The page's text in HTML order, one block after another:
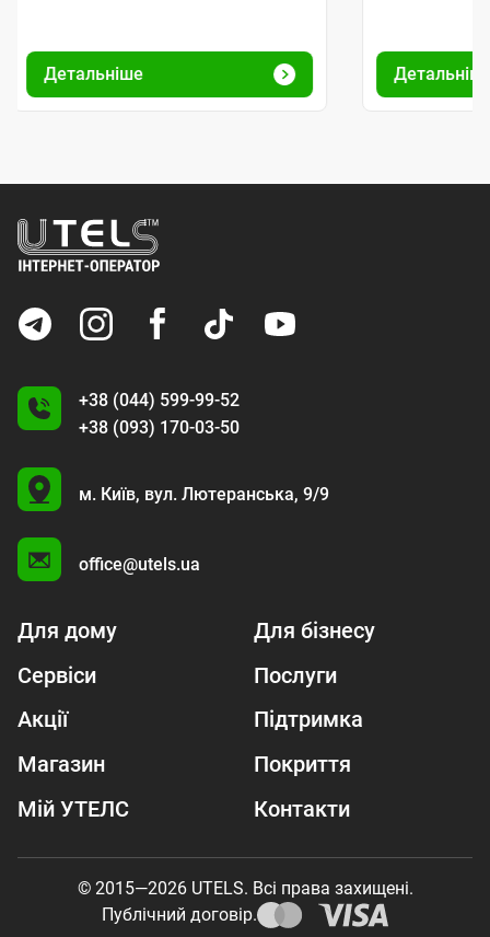
Детальніше
+38 (044) 599-99-52
+38 (093) 170-03-50
U
м. Київ, вул. Лютеранська, 9/9
office@utels.ua
Для дому
Для бізнесу
Сервіси
Послуги
Акції
Підтримка
Магазин
Покриття
Мій УТЕЛС
Контакти
© 2015—2026 UTELS. Всі права захищені.
Публічний договір.